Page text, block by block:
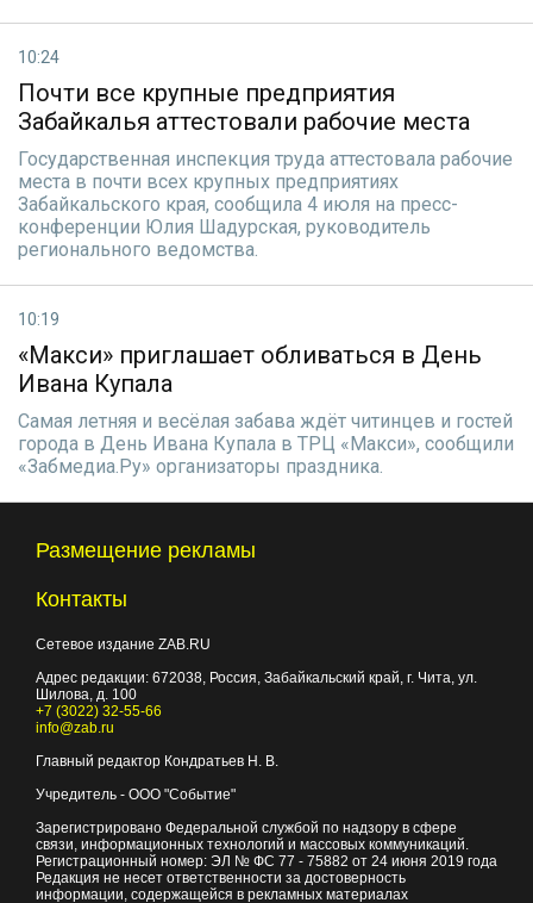
10:24
Почти все крупные предприятия
Забайкалья аттестовали рабочие места
Государственная инспекция труда аттестовала рабочие
места в почти всех крупных предприятиях
Забайкальского края, сообщила 4 июля на пресс-
конференции Юлия Шадурская, руководитель
регионального ведомства.
10:19
«Макси» приглашает обливаться в День
Ивана Купала
Самая летняя и весёлая забава ждёт читинцев и гостей
города в День Ивана Купала в ТРЦ «Макси», сообщили
«Забмедиа.Ру» организаторы праздника.
Размещение рекламы
Контакты
Сетевое издание ZAB.RU
Адрес редакции: 672038, Россия, Забайкальский край, г. Чита, ул.
Шилова, д. 100
+7 (3022) 32-55-66
info@zab.ru
Главный редактор Кондратьев Н. В.
Учредитель - ООО "Событие"
Зарегистрировано Федеральной службой по надзору в сфере
связи, информационных технологий и массовых коммуникаций.
Регистрационный номер: ЭЛ № ФС 77 - 75882 от 24 июня 2019 года
Редакция не несет ответственности за достоверность
информации, содержащейся в рекламных материалах